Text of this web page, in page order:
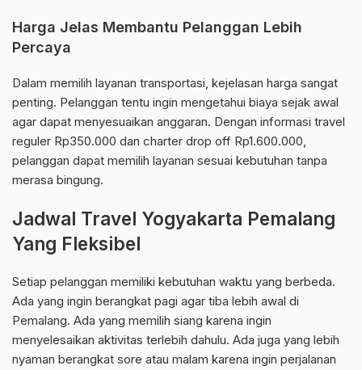
Harga Jelas Membantu Pelanggan Lebih
Percaya
Dalam memilih layanan transportasi, kejelasan harga sangat
penting. Pelanggan tentu ingin mengetahui biaya sejak awal
agar dapat menyesuaikan anggaran. Dengan informasi travel
reguler Rp350.000 dan charter drop off Rp1.600.000,
pelanggan dapat memilih layanan sesuai kebutuhan tanpa
merasa bingung.
Jadwal Travel Yogyakarta Pemalang
Yang Fleksibel
Setiap pelanggan memiliki kebutuhan waktu yang berbeda.
Ada yang ingin berangkat pagi agar tiba lebih awal di
Pemalang. Ada yang memilih siang karena ingin
menyelesaikan aktivitas terlebih dahulu. Ada juga yang lebih
nyaman berangkat sore atau malam karena ingin perjalanan